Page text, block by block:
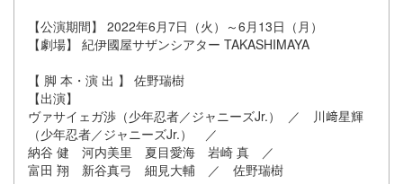
【公演期間】 2022年6月7日（火）～6月13日（月）
【劇場】 紀伊國屋サザンシアター TAKASHIMAYA
【 脚 本・演 出 】 佐野瑞樹
【出演】
ヴァサイェガ渉（少年忍者／ジャニーズJr.） ／ 川﨑星輝
（少年忍者／ジャニーズJr.） ／
納谷 健 河内美里 夏目愛海 岩崎 真 ／
富田 翔 新谷真弓 細見大輔 ／ 佐野瑞樹